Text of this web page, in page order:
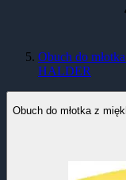
Obuch do
HALDER
Obuch do młotka z